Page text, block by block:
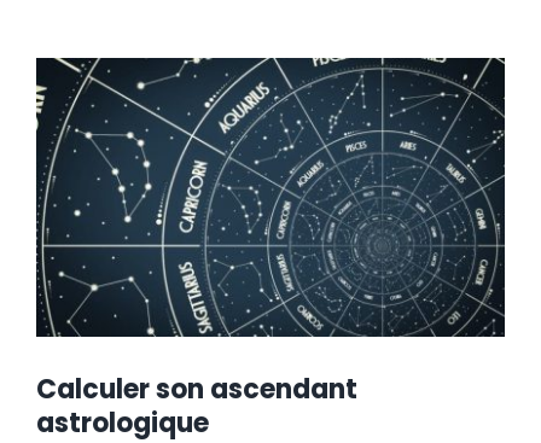
Calculer son ascendant
astrologique